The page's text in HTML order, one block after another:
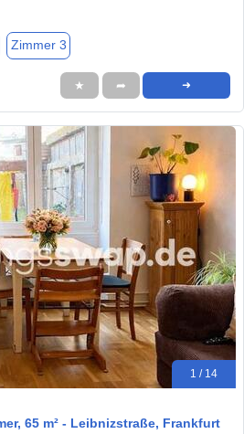
Zimmer 3
★ ➦ ➜
1 / 14
65 m² - Leibnizstraße, Frankfurt